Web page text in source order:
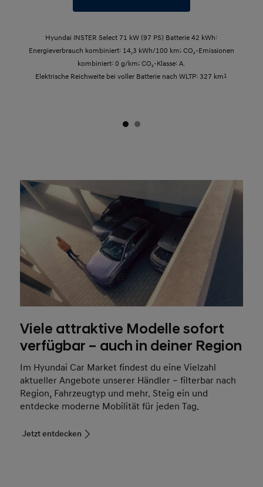
Hyundai INSTER Select 71 kW (97 PS) Batterie 42 kWh:
Energieverbrauch kombiniert: 14,3 kWh/100 km; CO₂-Emissionen
kombiniert: 0 g/km; CO₂-Klasse: A.
Elektrische Reichweite bei voller Batterie nach WLTP: 327 km1
Viele attraktive Modelle sofort
verfügbar – auch in deiner Region
Im Hyundai Car Market findest du eine Vielzahl
aktueller Angebote unserer Händler – filterbar nach
Region, Fahrzeugtyp und mehr. Steig ein und
entdecke moderne Mobilität für jeden Tag.
Jetzt entdecken